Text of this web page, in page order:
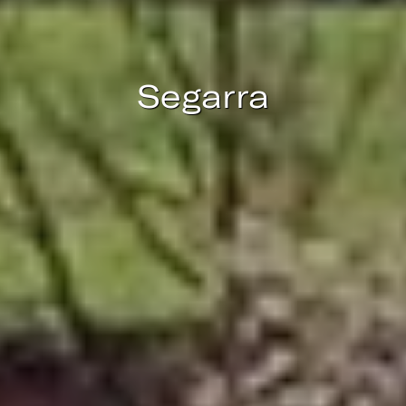
Segarra
datos de uso que hacen los usuarios del servicio. Permiten
mejor experiencia a través de productos recomendados.
Marketing y publicidad
sobre las preferencias y elecciones personales del usuario
a través de la observación continuada de sus hábitos de
navegación. Gracias a ellas, podemos conocer los hábitos
de navegación en el sitio web y mostrar publicidad
relacionada con el perfil de navegación del usuario.